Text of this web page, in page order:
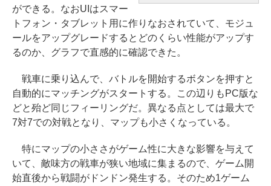
ができる。なおUIはスマー
トフォン・タブレット用に作りなおされていて、モジュ
ールをアップグレードするとどのくらい性能がアップす
るのか、グラフで直感的に確認できた。
戦車に乗り込んで、バトルを開始するボタンを押すと
自動的にマッチングがスタートする。この辺りもPC版な
どと殆ど同じフィーリングだ。異なる点としては最大で
7対7での対戦となり、マップも小さくなっている。
特にマップの小ささがゲーム性に大きな影響を与えて
いて、敵味方の戦車が狭い地域に集まるので、ゲーム開
始直後から戦闘がドンドン発生する。そのため1ゲーム